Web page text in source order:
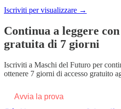
Iscriviti per visualizzare →
Continua a leggere
gratuita di 7 giorni
Iscriviti a Maschi del Futuro per
ottenere 7 giorni di accesso gratuito
Avvia la prova